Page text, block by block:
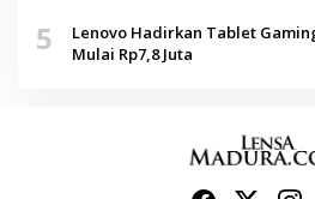
5
Lenovo Hadirkan Tablet
Mulai Rp7,8 Juta